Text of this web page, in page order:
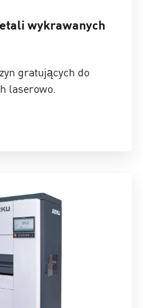
wykrawanych
gratujących do
laserowo.